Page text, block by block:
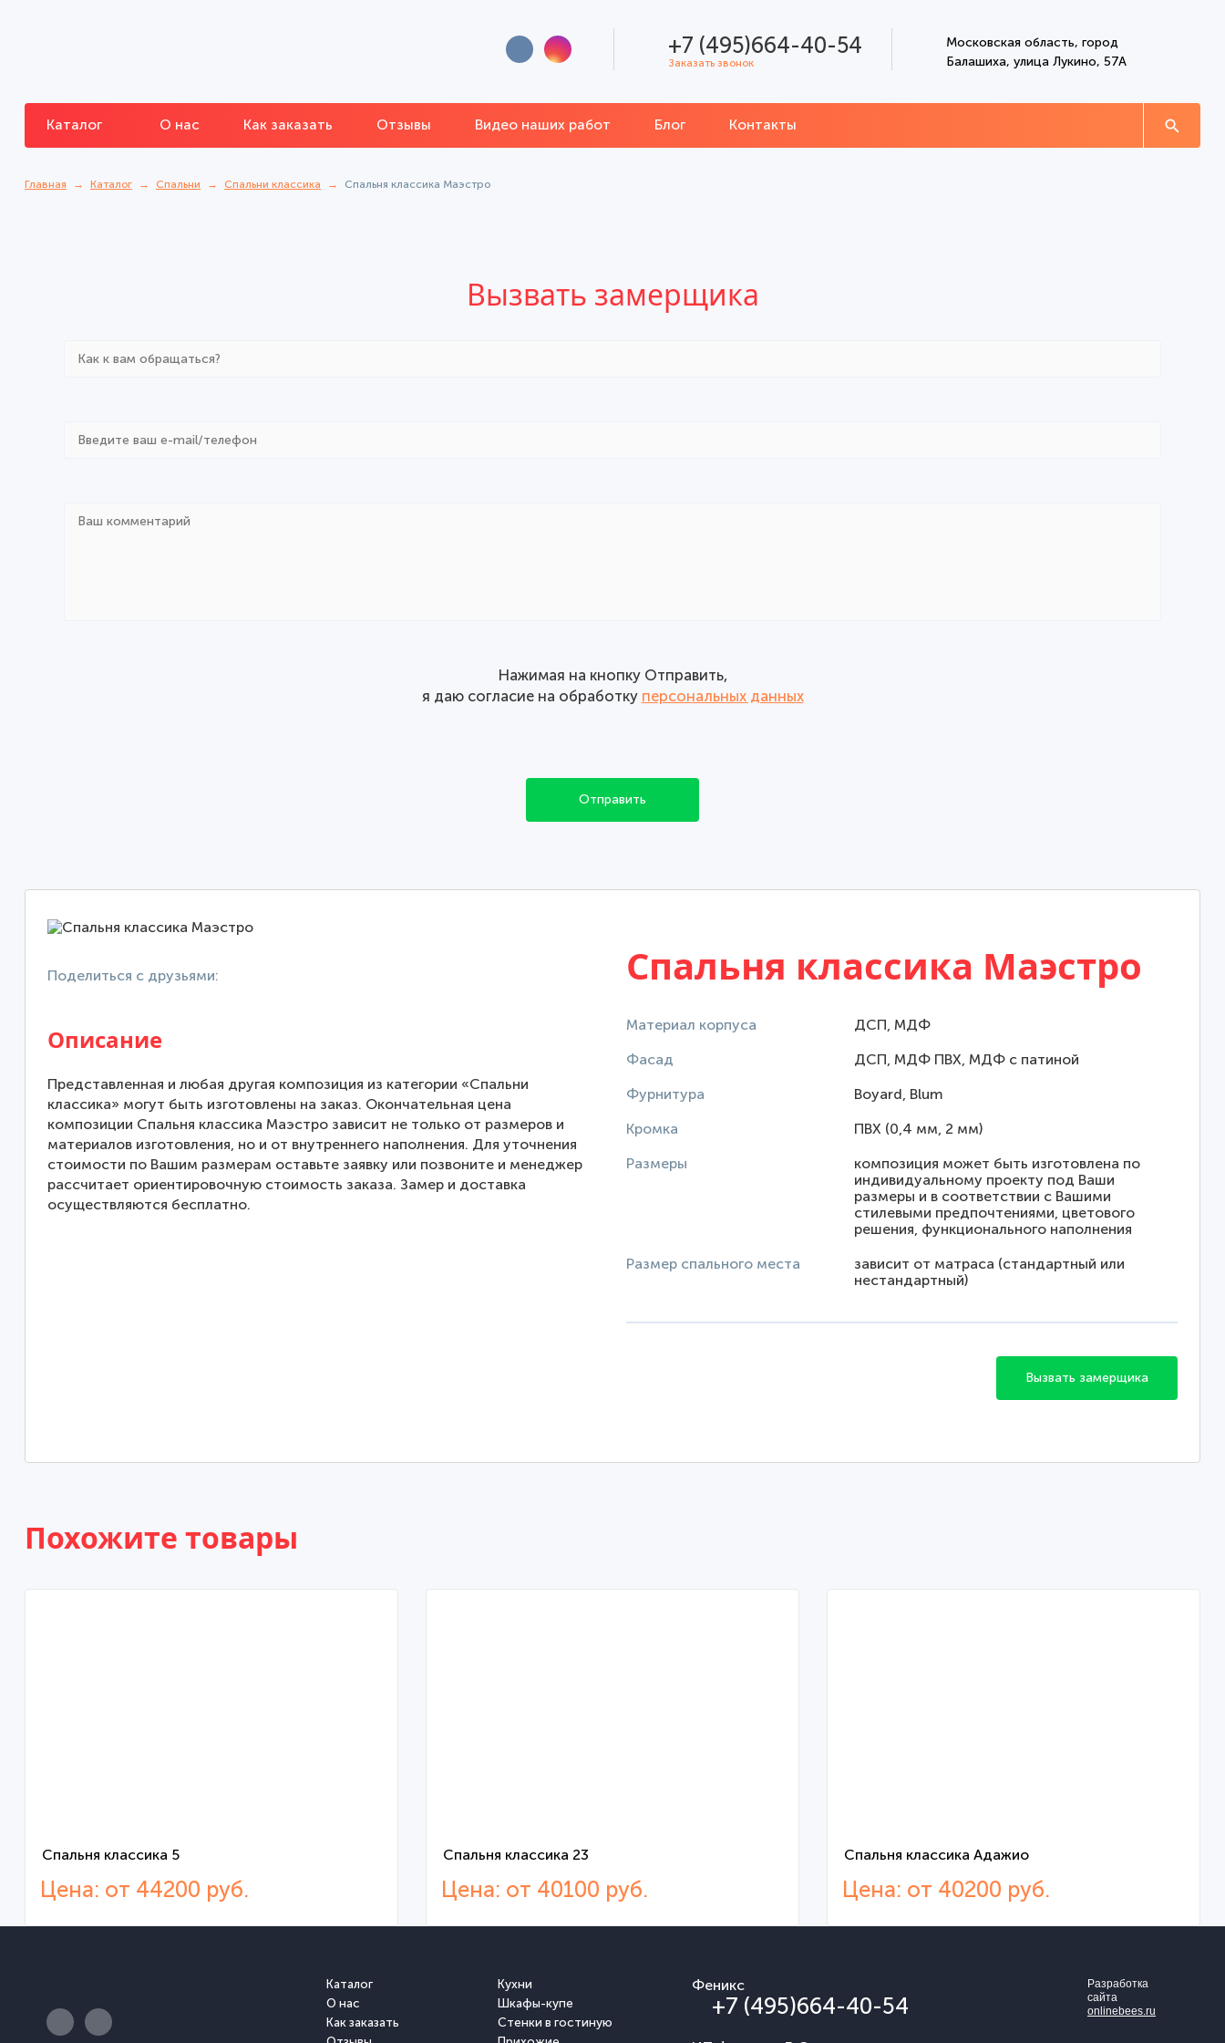
+7 (495)664-40-54
Заказать звонок
Московская область, город
Балашиха, улица Лукино, 57А
Каталог О нас Как заказать Отзывы Видео наших работ Блог Контакты
Главная Каталог Спальни Спальни классика Спальня классика Маэстро
Вызвать замерщика
Нажимая на кнопку Отправить,
я даю согласие на обработку персональных данных
Отправить
Поделиться с друзьями:
Описание
Представленная и любая другая композиция из категории «Спальни
классика» могут быть изготовлены на заказ. Окончательная цена
композиции Спальня классика Маэстро зависит не только от размеров и
материалов изготовления, но и от внутреннего наполнения. Для уточнения
стоимости по Вашим размерам оставьте заявку или позвоните и менеджер
рассчитает ориентировочную стоимость заказа. Замер и доставка
осуществляются бесплатно.
Спальня классика Маэстро
Материал корпуса
ДСП, МДФ
Фасад
ДСП, МДФ ПВХ, МДФ с патиной
Фурнитура
Boyard, Blum
Кромка
ПВХ (0,4 мм, 2 мм)
Размеры
композиция может быть изготовлена по
индивидуальному проекту под Ваши
размеры и в соответствии с Вашими
стилевыми предпочтениями, цветового
решения, функционального наполнения
Размер спального места
зависит от матраса (стандартный или
нестандартный)
Вызвать замерщика
Похожите товары
Спальня классика 5
Цена: от 44200 руб.
Спальня классика 23
Цена: от 40100 руб.
Спальня классика Адажио
Цена: от 40200 руб.
Каталог
О нас
Как заказать
Кухни
Шкафы-купе
Стенки в гостиную
Феникс
+7 (495)664-40-54
Разработка
сайта
onlinebees.ru